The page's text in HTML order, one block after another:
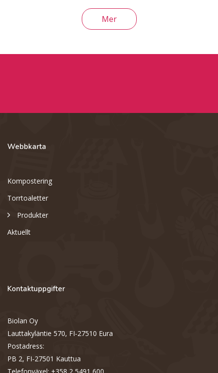
Mer
Webbkarta
Kompostering
Torrtoaletter
Produkter
Aktuellt
Kontaktuppgifter
Biolan Oy
Lauttakyläntie 570, FI-27510 Eura
Postadress:
PB 2, FI-27501 Kauttua